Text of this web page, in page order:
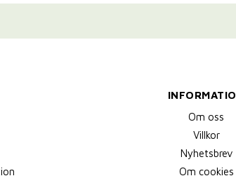
Om oss
Villkor
Nyhetsbrev
Om cookies